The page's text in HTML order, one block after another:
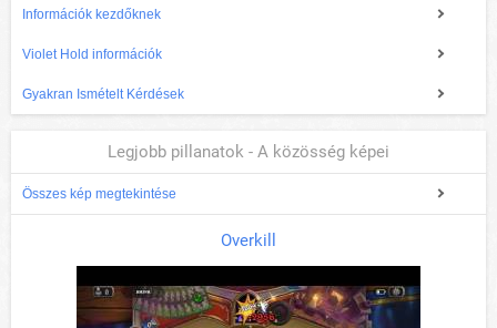
Információk kezdőknek
Violet Hold információk
Gyakran Ismételt Kérdések
Legjobb pillanatok - A közösség képei
Összes kép megtekintése
Overkill